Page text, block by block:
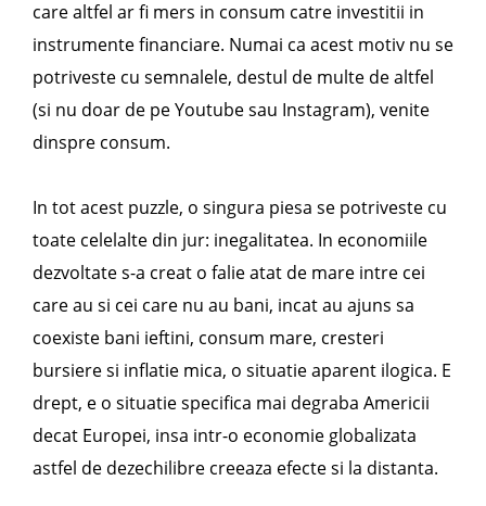
care altfel ar fi mers in consum catre investitii in
instrumente financiare. Numai ca acest motiv nu se
potriveste cu semnalele, destul de multe de altfel
(si nu doar de pe Youtube sau Instagram), venite
dinspre consum.
In tot acest puzzle, o singura piesa se potriveste cu
toate celelalte din jur: inegalitatea. In economiile
dezvoltate s-a creat o falie atat de mare intre cei
care au si cei care nu au bani, incat au ajuns sa
coexiste bani ieftini, consum mare, cresteri
bursiere si inflatie mica, o situatie aparent ilogica. E
drept, e o situatie specifica mai degraba Americii
decat Europei, insa intr-o economie globalizata
astfel de dezechilibre creeaza efecte si la distanta.